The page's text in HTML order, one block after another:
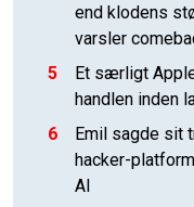
end klodens
varsler
5
Et særligt
handlen inden
6
Emil sagde sit
hacker-
AI